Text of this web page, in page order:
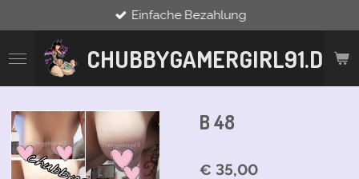
Hauptinhalt
springen
CHUBBYGAMERGIRL91.DE
Einfache Bezahlung
B 48
€ 35,00